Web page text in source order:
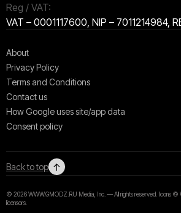
Reg / VAT:
VAT – 0001117600, NIP – 7011214984,
About
Privacy Policy
Terms and Conditions
Contact us
How Google uses site/app data
Сonsent policy
Back to top ↑
© 2026 WWW.GMODZ.RU Media, Inc. — All rights reserved. Icons ©
licensors.